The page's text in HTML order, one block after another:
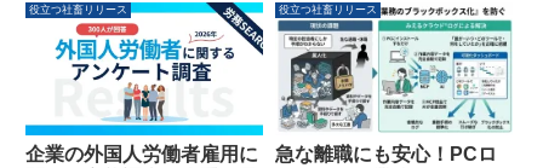
と対談しました。本セッションで
は、freeeとAIを活用した業務改
革の実践事例からAI活用の未来ま
でが深掘りされ、Claude Codeと
freee APIを用いたデモも披露さ
（LP）を制作しました。このLP
は、昭栄美術のコーポレートロゴ
の色合いと豊富な実績写真を活用
し、求職者が入社後の働くイメー
ジを持ちやすいようにデザインさ
れています。
役立つ社畜リリース
企業の外国人労働者雇用に
役立つ社畜リリース
急な離職にも安心！PCロ